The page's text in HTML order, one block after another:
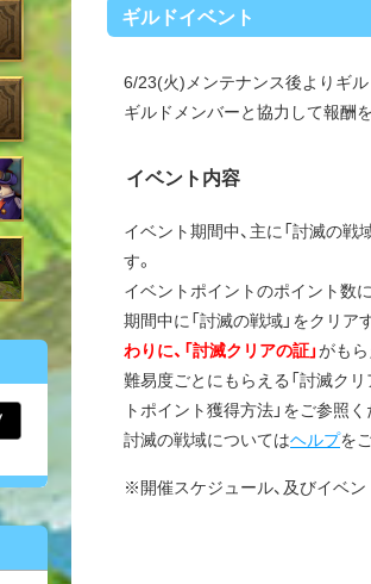
ギルドイベント
6/23(火)メンテナンス後よりギル
ギルドメンバーと協力して報酬
イベント内容
イベント期間中、主に「討滅の戦
す。
イベントポイントのポイント数
期間中に「討滅の戦域」をクリア
わりに、「討滅クリアの証」がもら
難易度ごとにもらえる「討滅ク
トポイント獲得方法」をご参照く
討滅の戦域についてはヘルプを
※開催スケジュール、及びイベ